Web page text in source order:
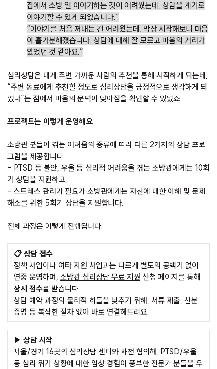
집에서 소방 일 이야기하는 것이 어려웠는데, 상담을 계기로
이야기할 수 있게 되었습니다.”
“이야기를 처음 꺼내는 건 어려웠는데, 막상 시작해보니 마음
이 홀가분해졌습니다. 상담에 대해 잘 모르고 마음의 거리가
있었던 것 같아요.”
심리상담은 대게 주변 가까운 사람의 추천을 통해 시작하게 되는데,
“주변 동료에게 추천할 정도로 심리상담을 긍정적으로 생각하게 되
었다”는 점에서 마음의 문턱이 낮아짐을 확인할 수 있었죠.
프로젝트는 이렇게 운영해요
소방관 분들이 겪는 어려움의 종류에 따라 다른 2가지의 상담 프로
그램을 제공합니다.
- PTSD 등 불안, 우울 등 심리적 어려움을 겪는 소방관에게는 10회
기 상담을 지원하고,
- 스트레스 관리가 필요가 소방관에게는 자신에 대한 이해 및 문제
해소를 위한 5회기 상담을 지원합니다.
전체 과정은 이렇게 진행됩니다.
📋 상담 접수
정책 사업이나 여타 지원 사업과는 다르게 별도의 공백기 없이
연중 운영하며, 소방관 심리상담 무료 지원 신청 페이지를 통해
상시 접수를 받습니다.
상담 예약 과정의 물리적 허들을 낮추기 위해, 서류 제출, 신분
증명 등 복잡한 절차 없이 바로 연결해드려요.
▶️ 상담 시작
서울/경기 16곳의 심리상담 센터와 사전 협의해, PTSD/우울
등 심리 위기 상황에 대한 임상 경험이 풍부한 전문가 분들을 우